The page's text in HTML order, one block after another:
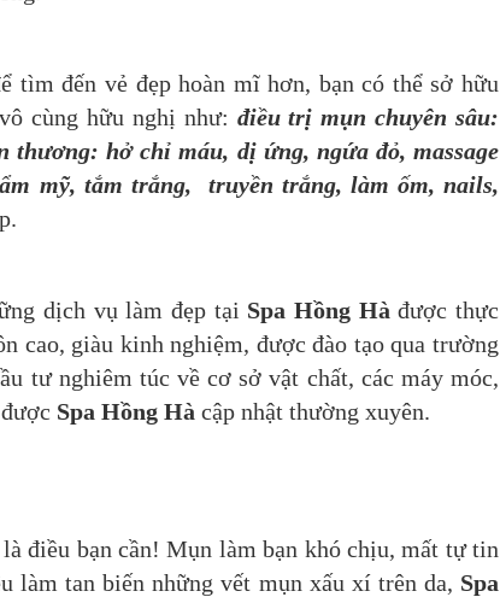
tìm đến vẻ đẹp hoàn mĩ hơn, bạn có thể sở hữu
cùng hữu nghị như: điều trị mụn chuyên sâu:
hở chỉ máu, dị ứng, ngứa đỏ, massage
mỹ, tắm trắng, truyền trắng, làm ốm, nails,
dịch vụ làm đẹp tại Spa Hồng Hà được thực
cao, giàu kinh nghiệm, được đào tạo qua trường
tư nghiêm túc về cơ sở vật chất, các máy móc,
Spa Hồng Hà cập nhật thường xuyên.
điều bạn cần! Mụn làm bạn khó chịu, mất tự tin
làm tan biến những vết mụn xấu xí trên da, Spa